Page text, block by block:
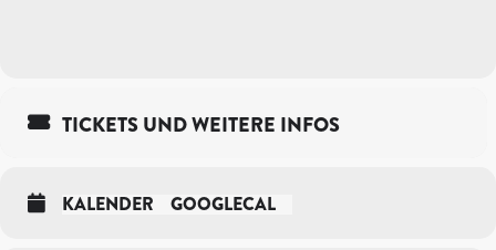
TICKETS UND WEITERE INFOS
KALENDER GOOGLECAL